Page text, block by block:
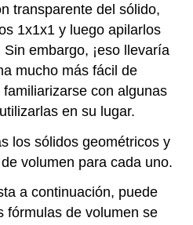
transparente del sólido,
1x1x1 y luego apilarlos
embargo, ¡eso llevaría
mucho más fácil de
con algunas
en su lugar.
los sólidos geométricos y
volumen para cada uno.
a continuación, puede
fórmulas de volumen se